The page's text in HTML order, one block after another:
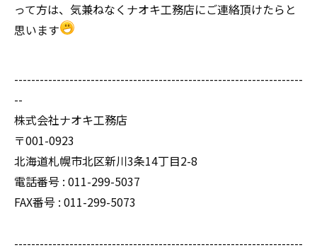
って方は、気兼ねなくナオキ工務店にご連絡頂けたらと
思います
--------------------------------------------------------------------
--
株式会社ナオキ工務店
〒001-0923
北海道札幌市北区新川3条14丁目2-8
電話番号 : 011-299-5037
FAX番号 : 011-299-5073
--------------------------------------------------------------------